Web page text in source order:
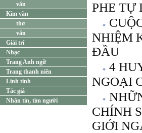
văn
Kim văn
thơ
văn
Giải trí
Nhạc
Trang Anh ngữ
Trang thanh niên
Linh tinh
Tác giả
Nhắn tin, tìm người
PHE TỰ
NHIỆM
ĐẦU
4
NGOẠI
CHÍNH
GIỚI